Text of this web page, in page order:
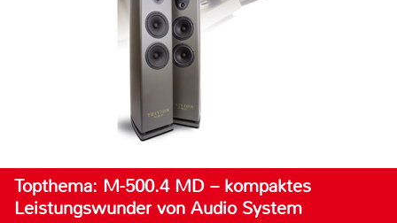
Topthema: M-500.4 MD – kompaktes
Leistungswunder von Audio System